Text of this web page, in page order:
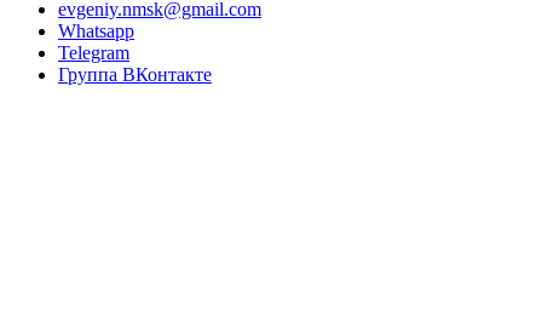
evgeniy.nmsk@gmail.com
Whatsapp
Telegram
Группа ВКонтакте